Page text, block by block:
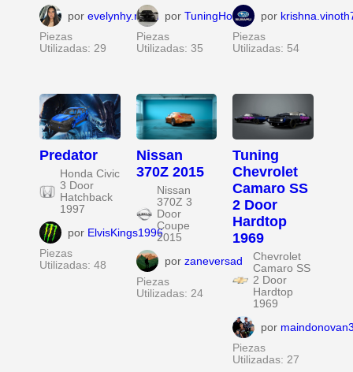
por evelynhy.nhan
Piezas
Utilizadas: 29
por TuningHome
Piezas
Utilizadas: 35
por
Piezas
Utilizadas: 54
Predator
Honda Civic
3 Door
Hatchback
1997
por ElvisKings1996
Piezas
Utilizadas: 48
Nissan
370Z 2015
Nissan
370Z 3
Door
Coupe
2015
por zaneversad
Piezas
Utilizadas: 24
Tuning
Chevrolet
Camaro SS
2 Door
Hardtop
1969
Chevrolet
Camaro SS
2 Door
Hardtop
1969
por
Piezas
Utilizadas: 27